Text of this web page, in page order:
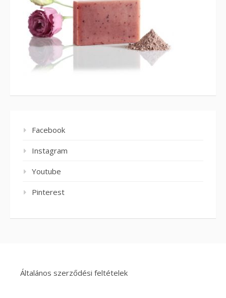
Facebook
Instagram
Youtube
Pinterest
Általános szerződési feltételek